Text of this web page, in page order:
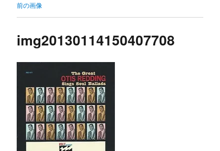
前の画像
img20130114150407708